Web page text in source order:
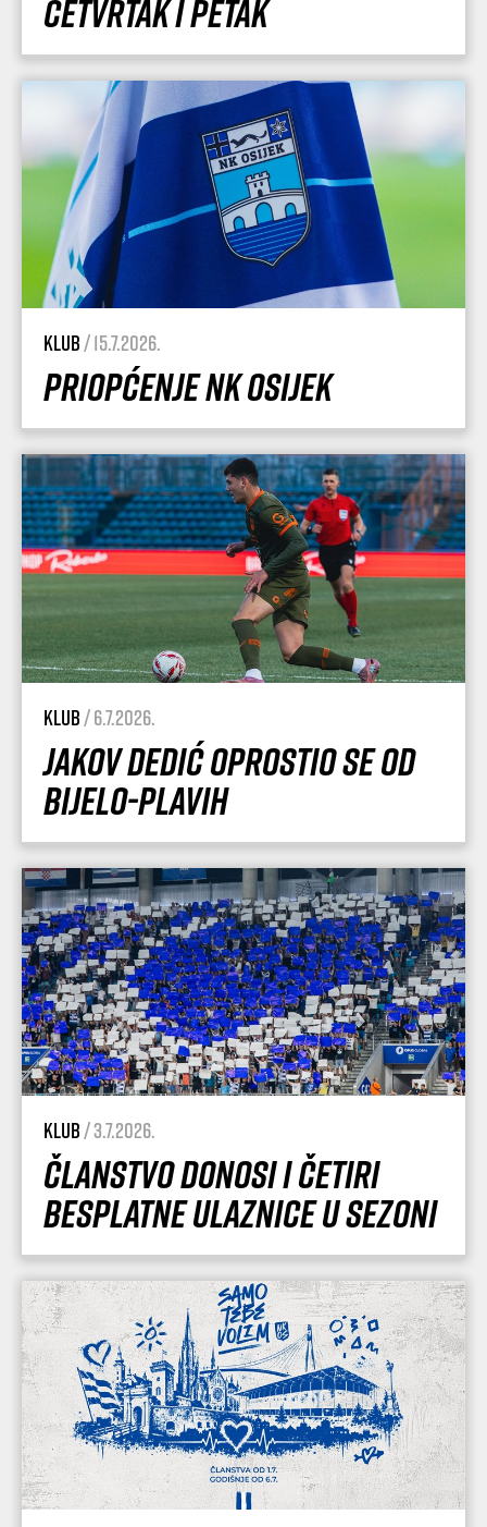
četvrtak i petak
Klub/ 15.7.2026.
Priopćenje NK Osijek
Klub/ 6.7.2026.
Jakov Dedić oprostio se od
Bijelo-plavih
Klub/ 3.7.2026.
Članstvo donosi i četiri
besplatne ulaznice u sezoni